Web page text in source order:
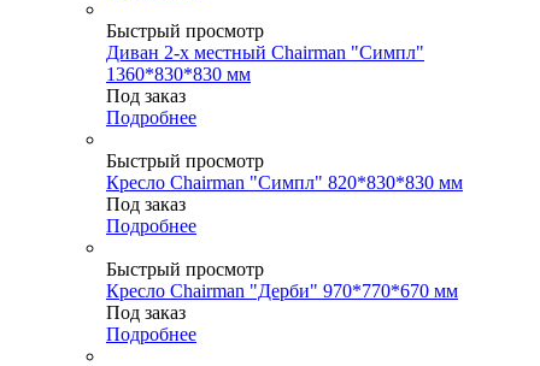
Быстрый просмотр
Диван 2-х местный Chairman "Симпл"
1360*830*830 мм
Под заказ
Подробнее
Быстрый просмотр
Кресло Chairman "Симпл" 820*830*830 мм
Под заказ
Подробнее
Быстрый просмотр
Кресло Chairman "Дерби" 970*770*670 мм
Под заказ
Подробнее